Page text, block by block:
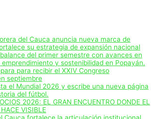
del Cauca anuncia nueva marca de
su estrategia de expansión nacional
del primer semestre con avances en
y sostenibilidad en Popayán.
para recibir el XXIV Congreso
septiembre
el Mundial 2026 y escribe una nueva página
del fútbol.
2026: EL GRAN ENCUENTRO DONDE EL
VISIBLE